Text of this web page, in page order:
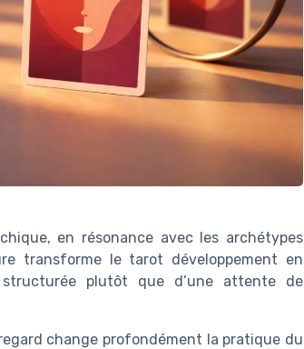
en résonance avec les archétypes
transforme le tarot développement en
structurée plutôt que d’une attente de
change profondément la pratique du